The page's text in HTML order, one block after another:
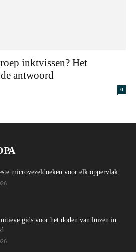
inktvissen? Het
antwoord
0
microvezeldoeken voor elk oppervlak
gids voor het doden van luizen in